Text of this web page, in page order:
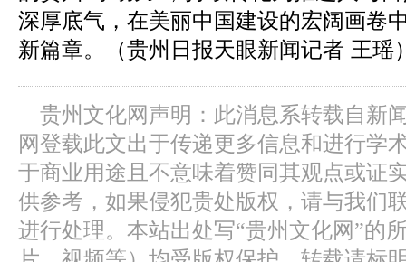
深厚底气，在美丽中国建设的宏阔画卷
新篇章。（贵州日报天眼新闻记者 王瑶
贵州文化网声明：此消息系转载自新
网登载此文出于传递更多信息和进行学
于商业用途且不意味着赞同其观点或证
供参考，如果侵犯贵处版权，请与我们
进行处理。本站出处写“贵州文化网”的